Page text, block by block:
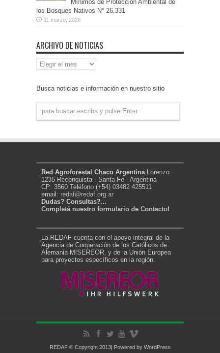
Mínimos de Protección Ambiental de
los Bosques Nativos N° 26.331
11 marzo, 2026
ARCHIVO DE NOTICIAS
Archivo
de
Busca noticias e información en nuestro sitio
Red Agroforestal Chaco Argentina Lorenzo
1235 Reconquista - Santa Fe - Argentina
CP: 3560 Teléfono (+54) 03482 425511
email: redaf@redaf.org.ar
Dudas? Consultas?...
Completá nuestro formulario de Contacto!
La REDAF cuenta con el apoyo integral de la
Agencia de Cooperación de los Católicos de
Alemania MISEREOR, y de la Unión Europea
para proyectos específicos en la región.
REDAF © Copyright 2013| Powered by WordPress